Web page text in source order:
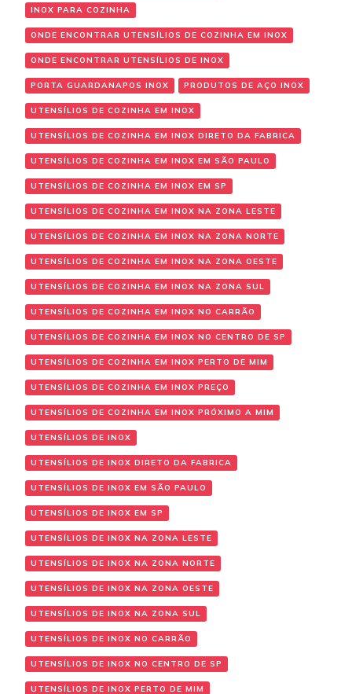
INOX PARA COZINHA
ONDE ENCONTRAR UTENSÍLIOS DE COZINHA EM INOX
ONDE ENCONTRAR UTENSÍLIOS DE INOX
PORTA GUARDANAPOS INOX PRODUTOS DE AÇO INOX
UTENSÍLIOS DE COZINHA EM INOX
UTENSÍLIOS DE COZINHA EM INOX DIRETO DA FABRICA
UTENSÍLIOS DE COZINHA EM INOX EM SÃO PAULO
UTENSÍLIOS DE COZINHA EM INOX EM SP
UTENSÍLIOS DE COZINHA EM INOX NA ZONA LESTE
UTENSÍLIOS DE COZINHA EM INOX NA ZONA NORTE
UTENSÍLIOS DE COZINHA EM INOX NA ZONA OESTE
UTENSÍLIOS DE COZINHA EM INOX NA ZONA SUL
UTENSÍLIOS DE COZINHA EM INOX NO CARRÃO
UTENSÍLIOS DE COZINHA EM INOX NO CENTRO DE SP
UTENSÍLIOS DE COZINHA EM INOX PERTO DE MIM
UTENSÍLIOS DE COZINHA EM INOX PREÇO
UTENSÍLIOS DE COZINHA EM INOX PRÓXIMO A MIM
UTENSÍLIOS DE INOX
UTENSÍLIOS DE INOX DIRETO DA FABRICA
UTENSÍLIOS DE INOX EM SÃO PAULO
UTENSÍLIOS DE INOX EM SP
UTENSÍLIOS DE INOX NA ZONA LESTE
UTENSÍLIOS DE INOX NA ZONA NORTE
UTENSÍLIOS DE INOX NA ZONA OESTE
UTENSÍLIOS DE INOX NA ZONA SUL
UTENSÍLIOS DE INOX NO CARRÃO
UTENSÍLIOS DE INOX NO CENTRO DE SP
UTENSÍLIOS DE INOX PERTO DE MIM